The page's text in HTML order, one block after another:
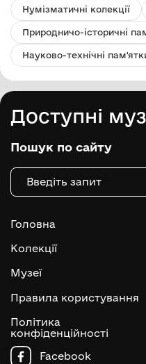
Нумізматичні колекції
Природничо-історичні
Науково-технічні
Доступні
Пошук по сайту
Головна
Колекції
Музеї
Правила користування
Політика
конфіденційності
Facebook